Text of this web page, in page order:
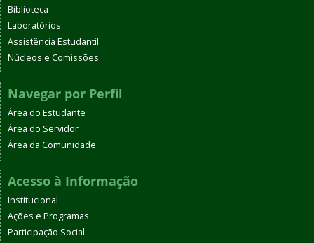
Biblioteca
Laboratórios
Assistência Estudantil
Núcleos e Comissões
Navegar por Perfil
Área do Estudante
Área do Servidor
Área da Comunidade
Acesso à Informação
Institucional
Ações e Programas
Participação Social